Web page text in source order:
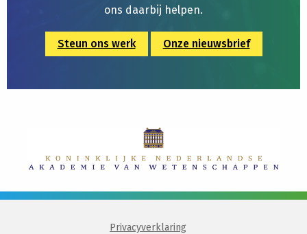
ons daarbij helpen.
Steun ons werk Onze nieuwsbrief
Privacyverklaring